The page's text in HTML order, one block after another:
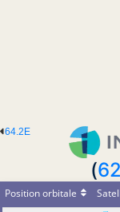
64.2E
(
Position orbitale